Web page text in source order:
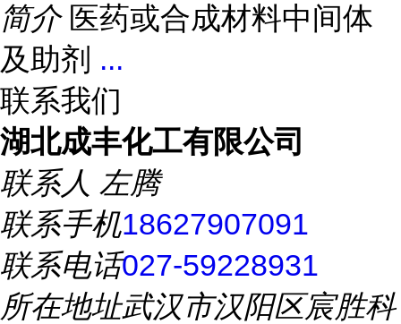
简介 医药或合成材料中间体
及助剂 ...
联系我们
湖北成丰化工有限公司
联系人 左腾
联系手机18627907091
联系电话027-59228931
所在地址武汉市汉阳区宸胜科